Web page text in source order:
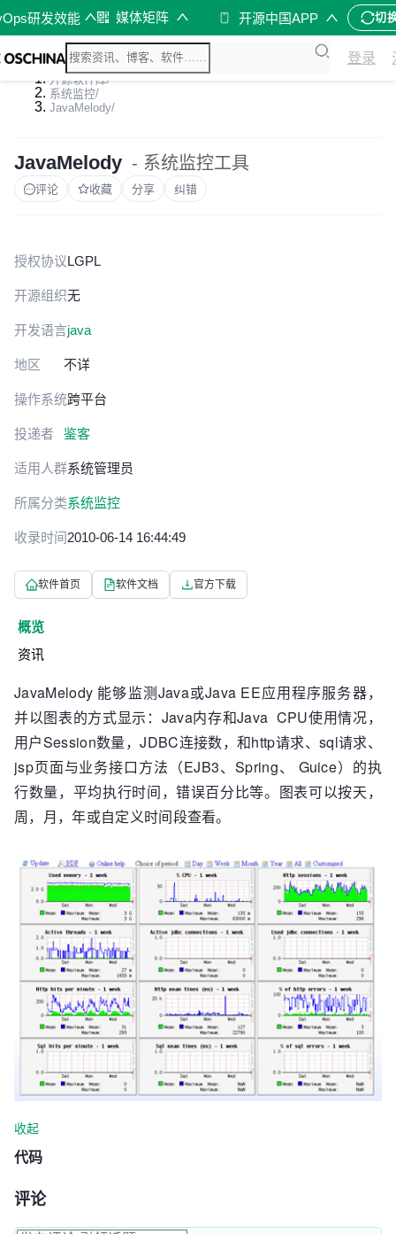
研发效能 媒体矩阵 开源中国APP 切
登录
开源软件库/
系统监控/
JavaMelody/
JavaMelody - 系统监控工具
评论 收藏 分享 纠错
授权协议LGPL
开源组织无
开发语言java
地区 不详
操作系统跨平台
投递者 鉴客
适用人群系统管理员
所属分类系统监控
收录时间2010-06-14 16:44:49
软件首页 软件文档 官方下载
概览
资讯
JavaMelody 能够监测Java或Java EE应用程序服务器，
并以图表的方式显示：Java内存和Java CPU使用情况，
用户Session数量，JDBC连接数，和http请求、sql请求、
jsp页面与业务接口方法（EJB3、Spring、 Guice）的执
行数量，平均执行时间，错误百分比等。图表可以按天，
周，月，年或自定义时间段查看。
收起
代码
评论